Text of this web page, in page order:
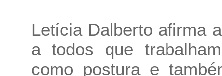
Letícia Dalberto afirma
a todos que
como postura e